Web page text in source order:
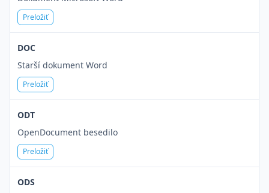
Preložiť
DOC
Starší dokument Word
Preložiť
ODT
OpenDocument besedilo
Preložiť
ODS